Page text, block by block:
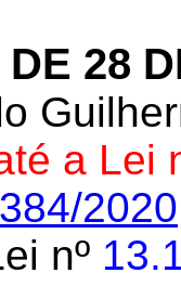
DE 28
a Lei
384/2020
nº